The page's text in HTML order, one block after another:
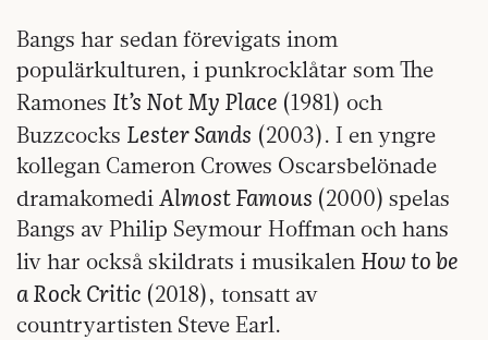
Bangs har sedan förevigats inom
populärkulturen, i punkrocklåtar som The
Ramones It’s Not My Place (1981) och
Buzzcocks Lester Sands (2003). I en yngre
kollegan Cameron Crowes Oscarsbelönade
dramakomedi Almost Famous (2000) spelas
Bangs av Philip Seymour Hoffman och hans
liv har också skildrats i musikalen How to be
a Rock Critic (2018), tonsatt av
countryartisten Steve Earl.